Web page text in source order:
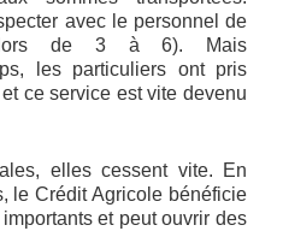
avec le personnel de
alors de 3 à 6). Mais
les particuliers ont pris
ce service est vite devenu
elles cessent vite. En
le Crédit Agricole bénéficie
et peut ouvrir des